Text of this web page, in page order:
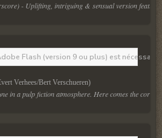
- Uplifting, intriguing & sensual version
Flash (version 9 ou plus) est
Verhees/Bert Verschueren)
in a pulp fiction atmosphere. Here comes the